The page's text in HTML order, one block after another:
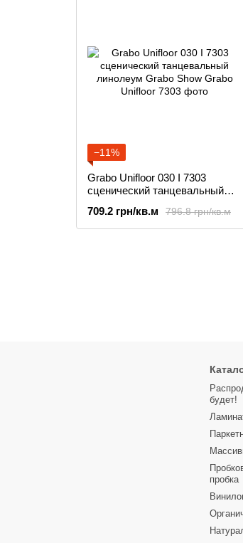
−11%
Grabo Unifloor 030 I 7303
сценический танцевальный
796.8 грн/кв.м
709.2 грн/кв.м
будет!
пробка